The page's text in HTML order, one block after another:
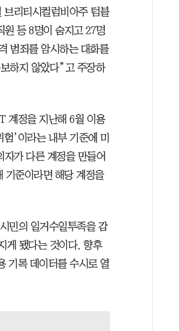
리티시컬럼비아주 텀블
원 등 8명이 숨지고 27명
범죄를 암시하는 대화를
하지 않았다”고 주장하
계정을 지난해 6월 이용
’이라는 내부 기준에 미
가 다른 계정을 만들어
기준이라면 해당 계정을
민의 일거수일투족을 감
게 됐다는 것이다. 향후
기록 데이터를 수시로 열